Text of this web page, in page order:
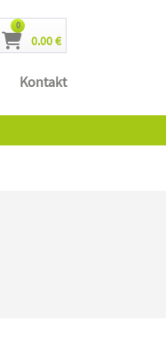
Cart
0.00 €
0Artikel
Kontakt